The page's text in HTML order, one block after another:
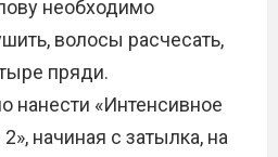
необходимо
волосы расчесать,
пряди.
нанести «Интенсивное
начиная с затылка, на